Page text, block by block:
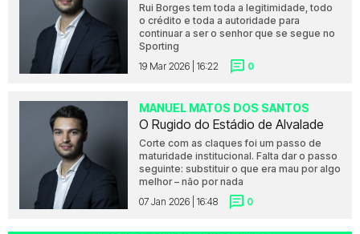
Rui Borges tem toda a legitimidade, todo
o crédito e toda a autoridade para
continuar a ser o senhor que se segue no
Sporting
19 Mar 2026 | 16:22
0
MANUEL MATOS DOS SANTOS
O Rugido do Estádio de Alvalade
Corte com as claques foi um passo de
maturidade institucional. Falta dar o passo
seguinte: substituir o que era mau por algo
melhor – não por nada
07 Jan 2026 | 16:48
0